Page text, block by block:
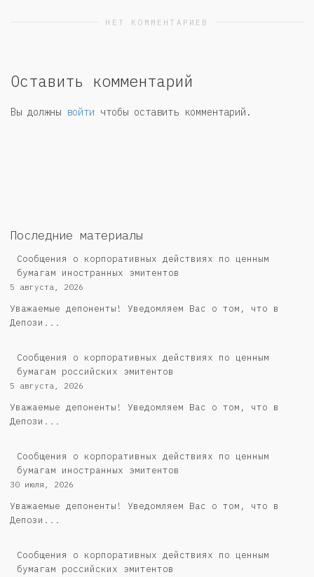
НЕТ КОММЕНТАРИЕВ
Оставить комментарий
Вы должны войти чтобы оставить комментарий.
Последние материалы
Сообщения о корпоративных действиях по ценным
бумагам иностранных эмитентов
5 августа, 2026
Уважаемые депоненты! Уведомляем Вас о том, что в
Депози...
Cообщения о корпоративных действиях по ценным
бумагам российских эмитентов
5 августа, 2026
Уважаемые депоненты! Уведомляем Вас о том, что в
Депози...
Сообщения о корпоративных действиях по ценным
бумагам иностранных эмитентов
30 июля, 2026
Уважаемые депоненты! Уведомляем Вас о том, что в
Депози...
Cообщения о корпоративных действиях по ценным
бумагам российских эмитентов